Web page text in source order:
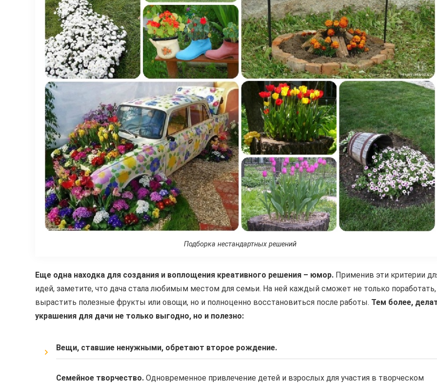
Подборка нестандартных решений
Еще одна находка для создания и воплощения креативного решения – юмор. Применив эти критерии
идей, заметите, что дача стала любимым местом для семьи. На ней каждый сможет не только поработать,
вырастить полезные фрукты или овощи, но и полноценно восстановиться после работы. Тем более,
украшения для дачи не только выгодно, но и полезно:
Вещи, ставшие ненужными, обретают второе рождение.
Семейное творчество. Одновременное привлечение детей и взрослых для участия в творческом